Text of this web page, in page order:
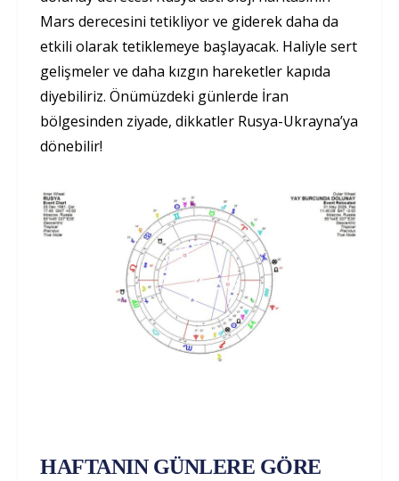
Mars derecesini tetikliyor ve giderek daha da
etkili olarak tetiklemeye başlayacak. Haliyle sert
gelişmeler ve daha kızgın hareketler kapıda
diyebiliriz. Önümüzdeki günlerde İran
bölgesinden ziyade, dikkatler Rusya-Ukrayna’ya
dönebilir!
HAFTANIN GÜNLERE GÖRE